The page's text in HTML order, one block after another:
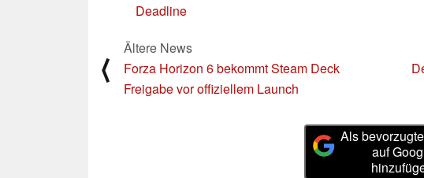
Deadline
⟨
Ältere News
Forza Horizon 6 bekommt Steam Deck
Freigabe vor offiziellem Launch
Als
auf